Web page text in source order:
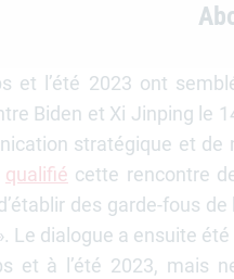
et l’été 2023 ont
Biden et Xi Jinping le
stratégique et de
qualifié cette rencontre
des garde-fous
Le dialogue a ensuite
et à l’été 2023, mais